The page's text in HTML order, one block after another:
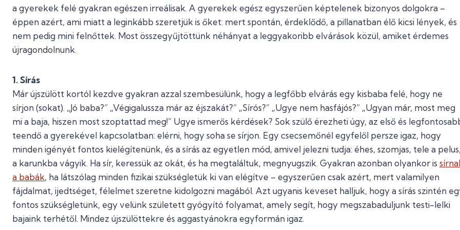
a gyerekek felé gyakran egészen irreálisak. A gyerekek egész egyszerűen képtelenek bizonyos dolgokra –
éppen azért, ami miatt a leginkább szeretjük is őket: mert spontán, érdeklődő, a pillanatban élő kicsi lények, és
nem pedig mini felnőttek. Most összegyűjtöttünk néhányat a leggyakoribb elvárások közül, amiket érdemes
újragondolnunk.
1. Sírás
Már újszülött kortól kezdve gyakran azzal szembesülünk, hogy a legfőbb elvárás egy kisbaba felé, hogy ne
sírjon (sokat). „Jó baba?” „Végigalussza már az éjszakát?” „Sírós?” „Ugye nem hasfájós?” „Ugyan már, most meg
mi a baja, hiszen most szoptattad meg!” Ugye ismerős kérdések? Sok szülő érezheti úgy, az első és
teendő a gyerekével kapcsolatban: elérni, hogy soha se sírjon. Egy csecsemőnél egyfelől persze igaz, hogy
minden igényét fontos kielégítenünk, és a sírás az egyetlen mód, amivel jelezni tudja: éhes, szomjas, tele a pelus,
a karunkba vágyik. Ha sír, keressük az okát, és ha megtaláltuk, megnyugszik. Gyakran azonban olyankor is
a babák, ha látszólag minden fizikai szükségletük ki van elégítve – egyszerűen csak azért, mert valamilyen
fájdalmat, ijedtséget, félelmet szeretne kidolgozni magából. Azt ugyanis keveset halljuk, hogy a sírás szintén
fontos szükségletünk, egy velünk született gyógyító folyamat, amely segít, hogy megszabaduljunk testi-lelki
bajaink terhétől. Mindez újszülöttekre és aggastyánokra egyformán igaz.